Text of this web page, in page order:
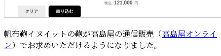
帆布鞄イヌイットの鞄が高島屋の通信販売（高島屋オンライ
ン）でお求めいただけるようになりました。